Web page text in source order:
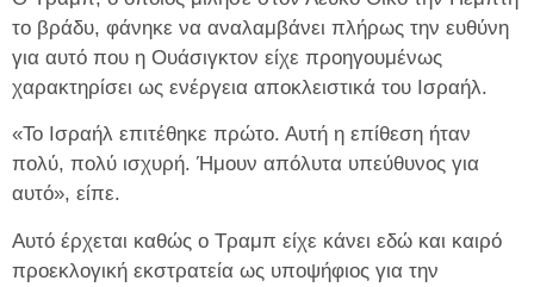
το βράδυ, φάνηκε να αναλαμβάνει πλήρως την ευθύνη
για αυτό που η Ουάσιγκτον είχε προηγουμένως
χαρακτηρίσει ως ενέργεια αποκλειστικά του Ισραήλ.
«Το Ισραήλ επιτέθηκε πρώτο. Αυτή η επίθεση ήταν
πολύ, πολύ ισχυρή. Ήμουν απόλυτα υπεύθυνος για
αυτό», είπε.
Αυτό έρχεται καθώς ο Τραμπ είχε κάνει εδώ και καιρό
προεκλογική εκστρατεία ως υποψήφιος για την